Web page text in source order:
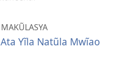
Yĩla Natũla Mwĩao